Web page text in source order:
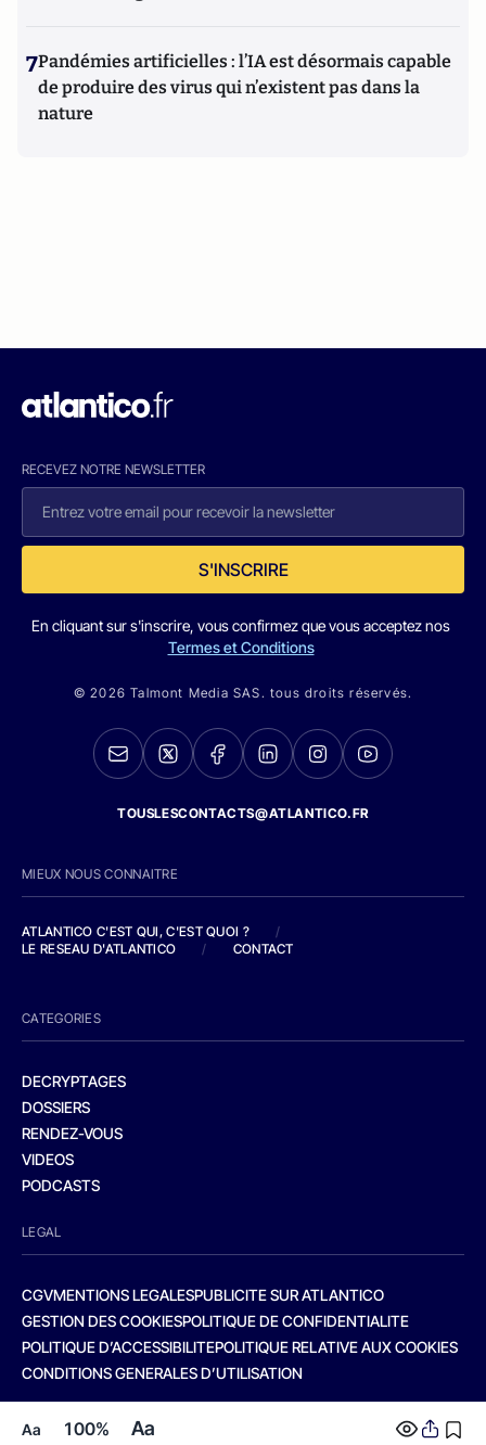
Aa 100% Aa
7Pandémies artificielles : l’IA est désormais capable
de produire des virus qui n’existent pas dans la
nature
RECEVEZ NOTRE NEWSLETTER
S'INSCRIRE
En cliquant sur s'inscrire, vous confirmez que vous acceptez nos
Termes et Conditions
© 2026 Talmont Media SAS. tous droits réservés.
TOUSLESCONTACTS@ATLANTICO.FR
MIEUX NOUS CONNAITRE
ATLANTICO C'EST QUI, C'EST QUOI ?
/
LE RESEAU D'ATLANTICO
/ CONTACT
CATEGORIES
DECRYPTAGES
DOSSIERS
RENDEZ-VOUS
VIDEOS
PODCASTS
LEGAL
CGVMENTIONS LEGALESPUBLICITE SUR ATLANTICO
GESTION DES COOKIESPOLITIQUE DE CONFIDENTIALITE
POLITIQUE D’ACCESSIBILITEPOLITIQUE RELATIVE AUX COOKIES
CONDITIONS GENERALES D’UTILISATION